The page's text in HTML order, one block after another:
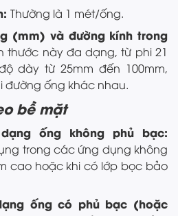
Thường là 1 mét/ống.
(mm) và đường kính trong
thước này đa dạng, từ phi 21
dày từ 25mm đến 100mm,
đường ống khác nhau.
bề mặt
ống không phủ bạc:
trong các ứng dụng không
cao hoặc khi có lớp bọc bảo
ống có phủ bạc (hoặc